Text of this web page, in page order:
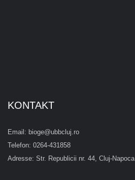
KONTAKT
Email: bioge@ubbcluj.ro
Telefon: 0264-431858
Adresse: Str. Republicii nr. 44, Cluj-Napoca